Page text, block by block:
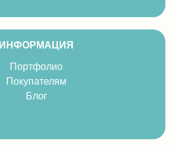
ИНФОРМАЦИЯ
Портфолио
Покупателям
Блог